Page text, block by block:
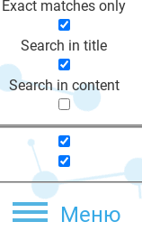
Exact matches only
Search in title
Search in content
Меню